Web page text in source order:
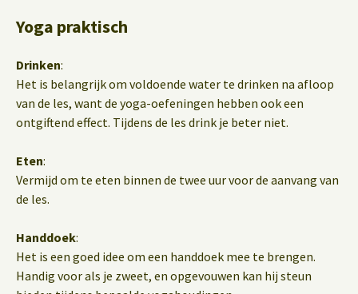
Yoga praktisch
Drinken:
Het is belangrijk om voldoende water te drinken na afloop
van de les, want de yoga-oefeningen hebben ook een
ontgiftend effect. Tijdens de les drink je beter niet.
Eten:
Vermijd om te eten binnen de twee uur voor de aanvang van
de les.
Handdoek:
Het is een goed idee om een handdoek mee te brengen.
Handig voor als je zweet, en opgevouwen kan hij steun